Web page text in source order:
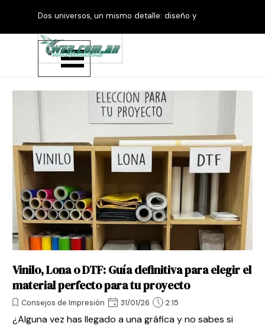
Saltar menú
Dos universos, un mismo detalle: diseño y
Vinilo, Lona o DTF: Guía definitiva para elegir el
material perfecto para tu proyecto
Consejos de Impresión 31/01/26 2:15
¿Alguna vez has llegado a una gráfica y no sabes si